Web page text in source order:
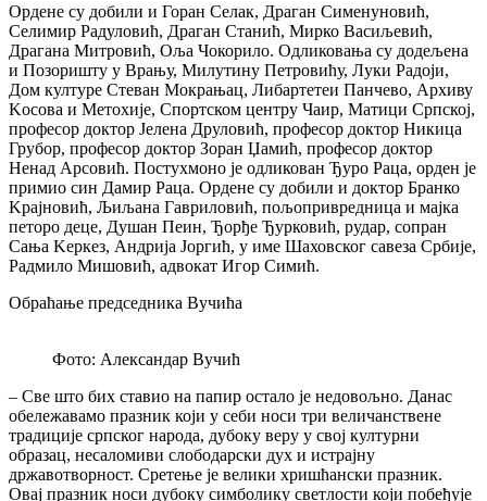
Ордене су добили и Горан Селак, Драган Сименуновић,
Селимир Радуловић, Драган Станић, Мирко Васиљевић,
Драгана Митровић, Оља Чокорило. Одликовања су додељена
и Позоришту у Врању, Милутину Петровићу, Луки Радоји,
Дом културе Стеван Мокрањац, Либартетеи Панчево, Архиву
Kосова и Метохије, Спортском центру Чаир, Матици Српској,
професор доктор Јелена Друловић, професор доктор Никица
Грубор, професор доктор Зоран Џамић, професор доктор
Ненад Арсовић. Постухмоно је одликован Ђуро Раца, орден је
примио син Дамир Раца. Ордене су добили и доктор Бранко
Kрајновић, Љиљана Гавриловић, пољопривредница и мајка
петоро деце, Душан Пеин, Ђорђе Ђурковић, рудар, сопран
Сања Kеркез, Андрија Јоргић, у име Шаховског савеза Србије,
Радмило Мишовић, адвокат Игор Симић.
Обраћање председника Вучића
Фото: Александар Вучић
– Све што бих ставио на папир остало је недовољно. Данас
обележавамо празник који у себи носи три величанствене
традиције српског народа, дубоку веру у свој културни
образац, несаломиви слободарски дух и истрајну
државотворност. Сретење је велики хришћански празник.
Овај празник носи дубоку симболику светлости који побеђује